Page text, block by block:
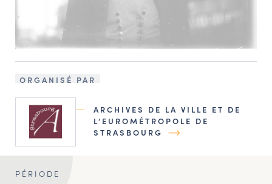
ORGANISÉ PAR
ARCHIVES DE LA VILLE ET DE
L’EUROMÉTROPOLE DE
STRASBOURG
PÉRIODE